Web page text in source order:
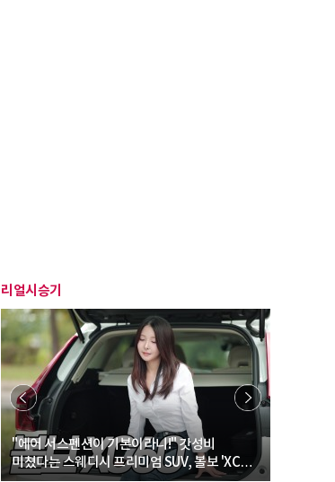
리얼시승기
"에어 서스펜션이 기본이라니!" 갓성비
미쳤다는 스웨디시 프리미엄 SUV, 볼보 'XC60